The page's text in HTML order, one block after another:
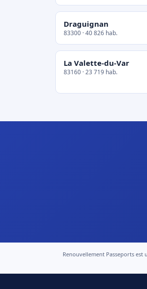
Draguignan
83300 · 40 826 hab.
La Valette-du-Var
83160 · 23 719 hab.
Renouvellement Passeports